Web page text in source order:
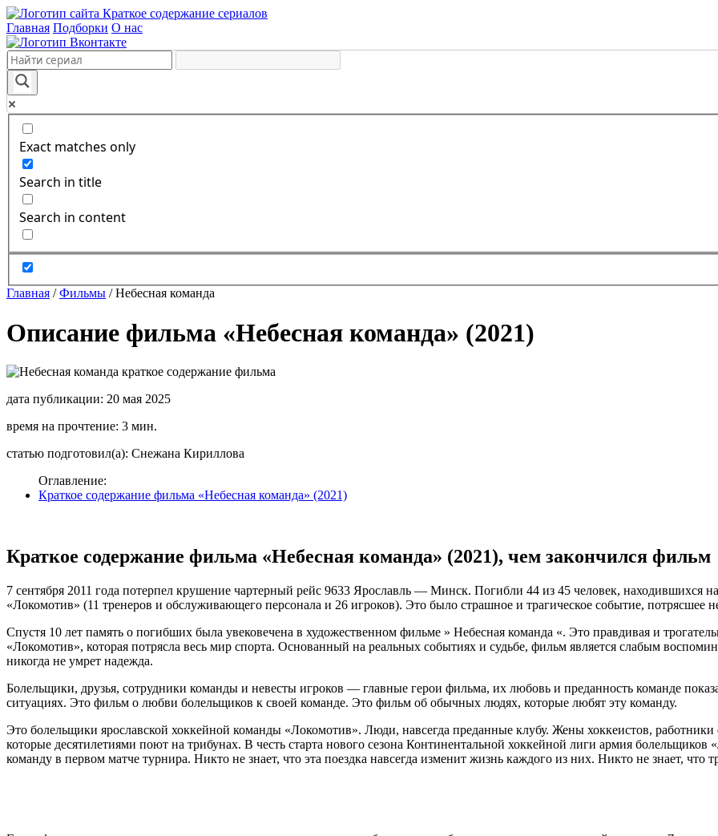
Краткое содержание сериалов
Главная Подборки О нас
Exact matches only
Search in title
Search in content
Главная /Фильмы /Небесная команда
Описание фильма «Небесная команда» (2021)
дата публикации: 20 мая 2025
время на прочтение: 3 мин.
статью подготовил(а): Снежана Кириллова
Оглавление:
Краткое содержание фильма «Небесная команда» (2021)
Краткое содержание фильма «Небесная команда» (2021), чем закончился фильм
7 сентября 2011 года потерпел крушение чартерный рейс 9633 Ярославль — Минск. Погибли 44 из 45 человек, находившихся
«Локомотив» (11 тренеров и обслуживающего персонала и 26 игроков). Это было страшное и трагическое событие, потрясшее
Спустя 10 лет память о погибших была увековечена в художественном фильме » Небесная команда «. Это правдивая и
«Локомотив», которая потрясла весь мир спорта. Основанный на реальных событиях и судьбе, фильм является слабым
никогда не умрет надежда.
Болельщики, друзья, сотрудники команды и невесты игроков — главные герои фильма, их любовь и преданность команде
ситуациях. Это фильм о любви болельщиков к своей команде. Это фильм об обычных людях, которые любят эту команду.
Это болельщики ярославской хоккейной команды «Локомотив». Люди, навсегда преданные клубу. Жены хоккеистов,
которые десятилетиями поют на трибунах. В честь старта нового сезона Континентальной хоккейной лиги армия
команду в первом матче турнира. Никто не знает, что эта поездка навсегда изменит жизнь каждого из них. Никто не знает, что